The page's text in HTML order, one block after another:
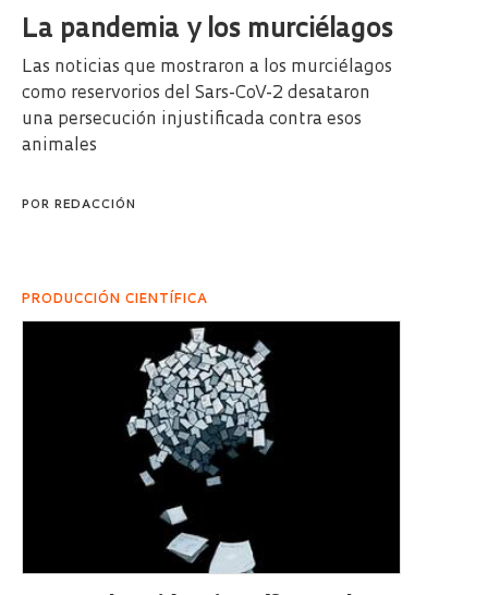
La pandemia y los murciélagos
Las noticias que mostraron a los murciélagos
como reservorios del Sars-CoV-2 desataron
una persecución injustificada contra esos
animales
POR REDACCIÓN
PRODUCCIÓN CIENTÍFICA